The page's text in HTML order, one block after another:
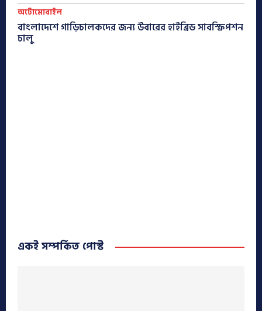
অটোমোবাইল
বাংলাদেশে গাড়িচালকদের জন্য উবারের হাইব্রিড সাবস্ক্রিপশন
চালু
একই সম্পর্কিত পোস্ট